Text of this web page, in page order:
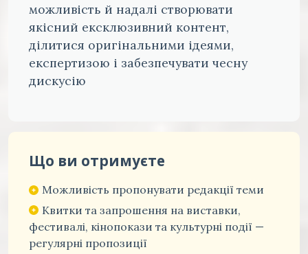
можливість й надалі створювати
якісний ексклюзивний контент,
ділитися оригінальними ідеями,
експертизою і забезпечувати чесну
дискусію
Що ви отримуєте
Можливість пропонувати редакції теми
Квитки та запрошення на виставки,
фестивалі, кінопокази та культурні події —
регулярні пропозиції